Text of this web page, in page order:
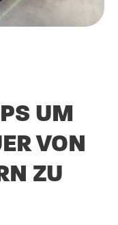
UM
VON
ZU